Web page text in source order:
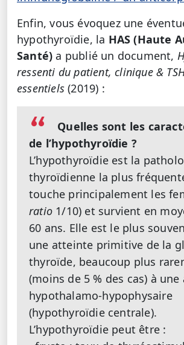
Enfin, vous évoquez une
hypothyroïdie, la HAS (Haute
Santé) a publié un document,
ressenti du patient, clinique &
essentiels(2019) :
Quelles sont les
de l’hypothyroïdie ?
L’hypothyroïdie est la
thyroïdienne la plus
touche principalement les
ratio 1/10) et survient en
60 ans. Elle est le plus
une atteinte primitive de la
thyroïde, beaucoup plus
(moins de 5 % des cas) à
hypothalamo-hypophysaire
(hypothyroïdie centrale).
L’hypothyroïdie peut être :